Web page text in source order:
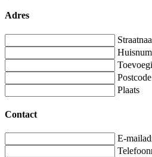
Adres
Postcode
Plaats
Contact
E-